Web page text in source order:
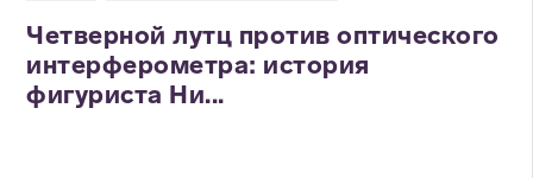
Четверной лутц против оптического
интерферометра: история
фигуриста Ни...